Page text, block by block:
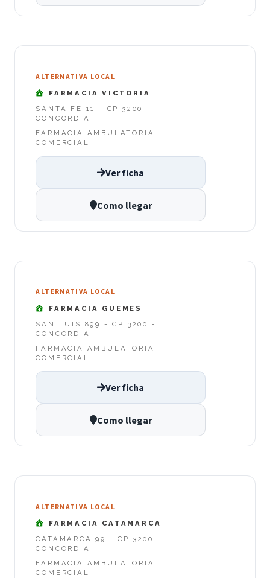
ALTERNATIVA LOCAL
FARMACIA VICTORIA
SANTA FE 11 - CP 3200 -
CONCORDIA
FARMACIA AMBULATORIA
COMERCIAL
Ver ficha
Como llegar
ALTERNATIVA LOCAL
FARMACIA GUEMES
SAN LUIS 899 - CP 3200 -
CONCORDIA
FARMACIA AMBULATORIA
COMERCIAL
Ver ficha
Como llegar
ALTERNATIVA LOCAL
FARMACIA CATAMARCA
CATAMARCA 99 - CP 3200 -
CONCORDIA
FARMACIA AMBULATORIA
COMERCIAL